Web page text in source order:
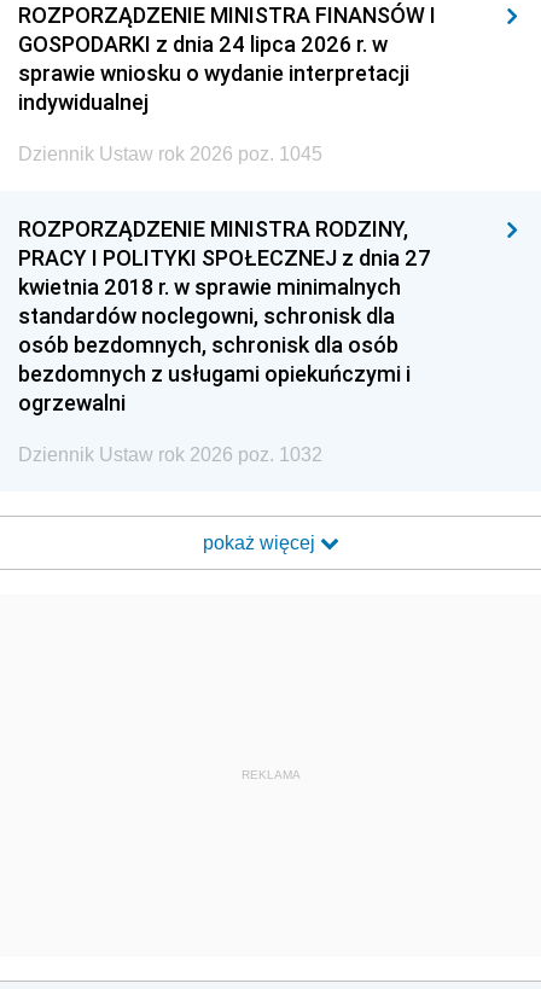
ROZPORZĄDZENIE MINISTRA FINANSÓW I
GOSPODARKI z dnia 24 lipca 2026 r. w
sprawie wniosku o wydanie interpretacji
indywidualnej
Dziennik Ustaw rok 2026 poz. 1045
ROZPORZĄDZENIE MINISTRA RODZINY,
PRACY I POLITYKI SPOŁECZNEJ z dnia 27
kwietnia 2018 r. w sprawie minimalnych
standardów noclegowni, schronisk dla
osób bezdomnych, schronisk dla osób
bezdomnych z usługami opiekuńczymi i
ogrzewalni
Dziennik Ustaw rok 2026 poz. 1032
pokaż więcej
REKLAMA